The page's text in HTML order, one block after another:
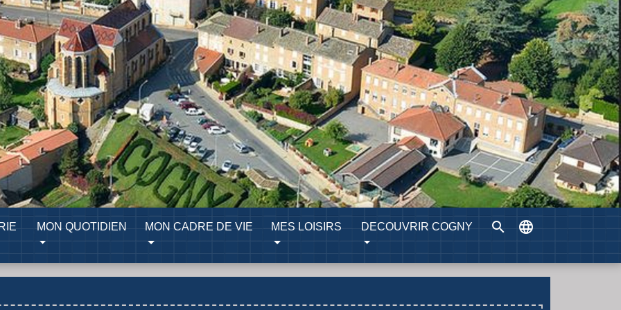
MON QUOTIDIEN MON CADRE DE VIE MES LOISIRS DECOUVRIR COGNY search language